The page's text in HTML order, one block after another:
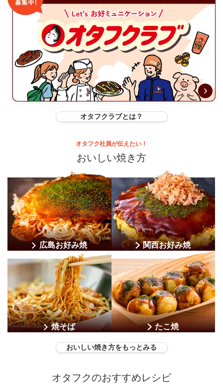
オタフクラブとは？
オタフク社員が伝えたい！
おいしい焼き方
広島お好み焼 関西お好み焼
焼そば たこ焼
おいしい焼き方をもっとみる
オタフクのおすすめレシピ